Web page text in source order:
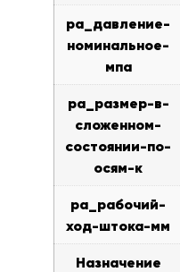
pa_давление-
номинальное-
мпа
pa_размер-в-
сложенном-
состоянии-по-
осям-к
pa_рабочий-
ход-штока-мм
Назначение